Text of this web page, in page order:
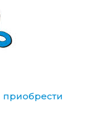
приобрести